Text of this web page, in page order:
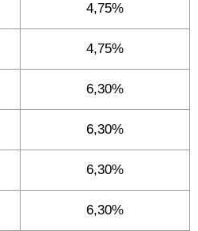
4,75%
4,75%
6,30%
6,30%
6,30%
6,30%